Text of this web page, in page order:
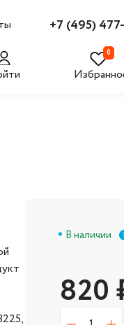
+7 (495)
0
В наличии
820